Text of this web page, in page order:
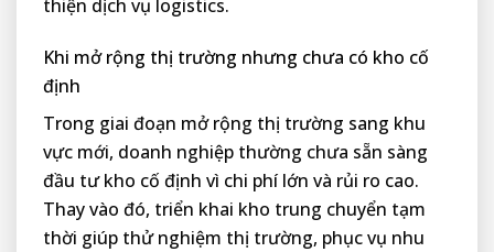
thiện dịch vụ logistics.
Khi mở rộng thị trường nhưng chưa có kho cố
định
Trong giai đoạn mở rộng thị trường sang khu
vực mới, doanh nghiệp thường chưa sẵn sàng
đầu tư kho cố định vì chi phí lớn và rủi ro cao.
Thay vào đó, triển khai kho trung chuyển tạm
thời giúp thử nghiệm thị trường, phục vụ nhu